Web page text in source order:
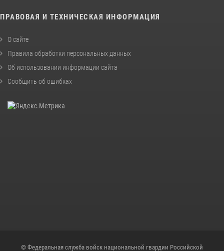
ПРАВОВАЯ И ТЕХНИЧЕСКАЯ ИНФОРМАЦИЯ
О сайте
Правила обработки персональных данных
Об использовании информации сайта
Сообщить об ошибках
© Федеральная служба войск национальной гвардии Российской